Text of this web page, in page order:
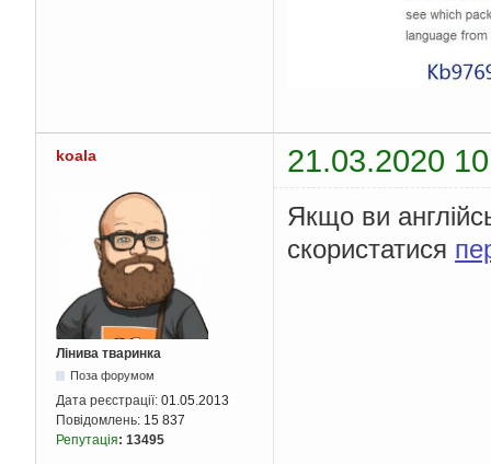
koala 21.03.2020
Лінива тваринка
Поза форумом
Дата реєстрації: 01.05.2013
Повідомлень: 15 837
Репутація: 13495
Якщо ви
скористатися